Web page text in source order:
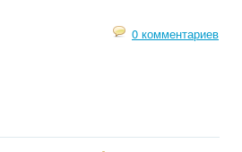
0 комментариев